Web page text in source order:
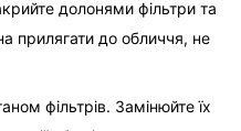
долонями фільтри та
прилягати до обличчя, не
фільтрів. Замінюйте їх